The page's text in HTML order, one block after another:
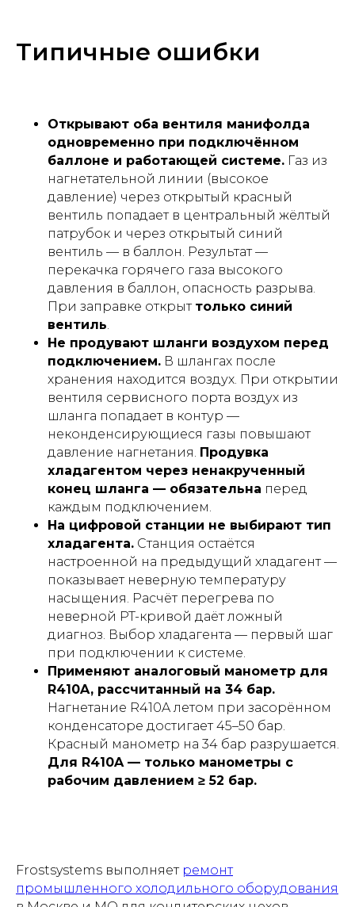
Типичные ошибки
Открывают оба вентиля манифолда
одновременно при подключённом
баллоне и работающей системе. Газ из
нагнетательной линии (высокое
давление) через открытый красный
вентиль попадает в центральный жёлтый
патрубок и через открытый синий
вентиль — в баллон. Результат —
перекачка горячего газа высокого
давления в баллон, опасность разрыва.
При заправке открыт только синий
вентиль.
Не продувают шланги воздухом перед
подключением. В шлангах после
хранения находится воздух. При открытии
вентиля сервисного порта воздух из
шланга попадает в контур —
неконденсирующиеся газы повышают
давление нагнетания. Продувка
хладагентом через ненакрученный
конец шланга — обязательна перед
каждым подключением.
На цифровой станции не выбирают тип
хладагента. Станция остаётся
настроенной на предыдущий хладагент —
показывает неверную температуру
насыщения. Расчёт перегрева по
неверной PT-кривой даёт ложный
диагноз. Выбор хладагента — первый шаг
при подключении к системе.
Применяют аналоговый манометр для
R410A, рассчитанный на 34 бар.
Нагнетание R410A летом при засорённом
конденсаторе достигает 45–50 бар.
Красный манометр на 34 бар разрушается.
Для R410A — только манометры с
рабочим давлением ≥ 52 бар.
Frostsystems выполняет ремонт
промышленного холодильного оборудования